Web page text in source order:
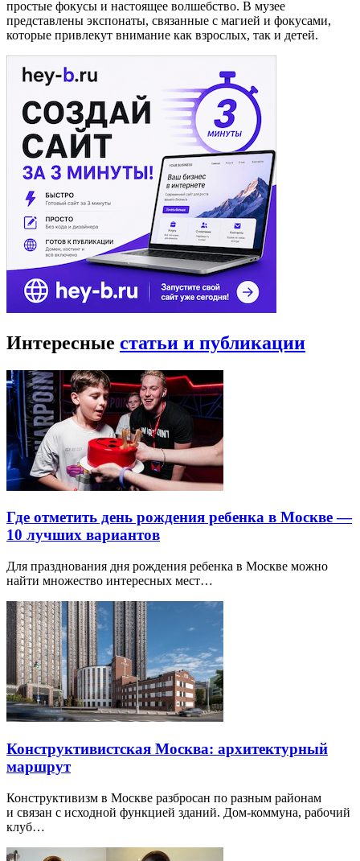
простые фокусы и настоящее волшебство. В музее
представлены экспонаты, связанные с магией и фокусами,
которые привлекут внимание как взрослых, так и детей.
Интересные статьи и публикации
Где отметить день рождения ребенка в Москве —
10 лучших вариантов
Для празднования дня рождения ребенка в Москве можно
найти множество интересных мест…
Конструктивистская Москва: архитектурный
маршрут
Конструктивизм в Москве разбросан по разным районам
и связан с исходной функцией зданий. Дом-коммуна, рабочий
клуб…